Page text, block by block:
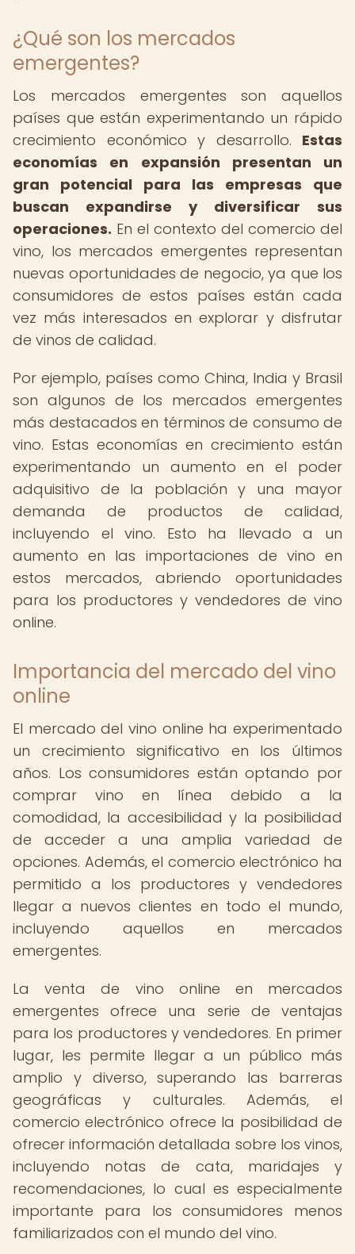
¿Qué son los mercados
emergentes?
Los mercados emergentes son aquellos
países que están experimentando un rápido
crecimiento económico y desarrollo. Estas
economías en expansión presentan un
gran potencial para las empresas que
buscan expandirse y diversificar sus
operaciones. En el contexto del comercio del
vino, los mercados emergentes representan
nuevas oportunidades de negocio, ya que los
consumidores de estos países están cada
vez más interesados en explorar y disfrutar
de vinos de calidad.
Por ejemplo, países como China, India y Brasil
son algunos de los mercados emergentes
más destacados en términos de consumo de
vino. Estas economías en crecimiento están
experimentando un aumento en el poder
adquisitivo de la población y una mayor
demanda de productos de calidad,
incluyendo el vino. Esto ha llevado a un
aumento en las importaciones de vino en
estos mercados, abriendo oportunidades
para los productores y vendedores de vino
online.
Importancia del mercado del vino
online
El mercado del vino online ha experimentado
un crecimiento significativo en los últimos
años. Los consumidores están optando por
comprar vino en línea debido a la
comodidad, la accesibilidad y la posibilidad
de acceder a una amplia variedad de
opciones. Además, el comercio electrónico ha
permitido a los productores y vendedores
llegar a nuevos clientes en todo el mundo,
incluyendo aquellos en mercados
emergentes.
La venta de vino online en mercados
emergentes ofrece una serie de ventajas
para los productores y vendedores. En primer
lugar, les permite llegar a un público más
amplio y diverso, superando las barreras
geográficas y culturales. Además, el
comercio electrónico ofrece la posibilidad de
ofrecer información detallada sobre los vinos,
incluyendo notas de cata, maridajes y
recomendaciones, lo cual es especialmente
importante para los consumidores menos
familiarizados con el mundo del vino.